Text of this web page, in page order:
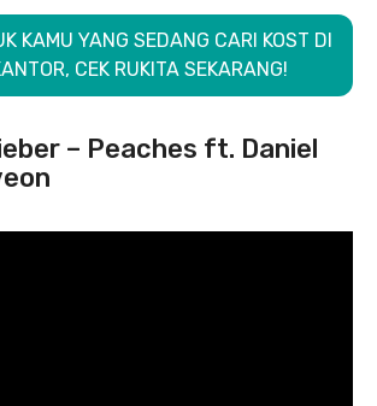
KAMU YANG SEDANG CARI KOST DI
CEK RUKITA SEKARANG!
– Peaches ft. Daniel